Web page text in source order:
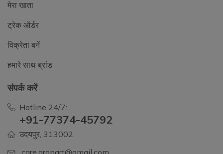
मेरा खाता
ट्रेक ऑर्डर
विक्रेता बनें
हमारे साथ ब्रांड
संपर्क करें
Hotline 24/7:
+91-77374-45792
उदयपुर, 313002